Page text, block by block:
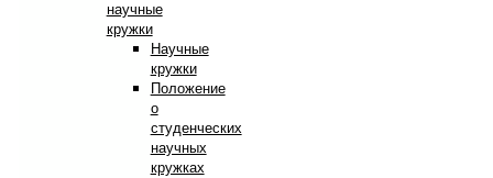
научные
кружки
Научные
кружки
Положение
о
студенческих
научных
кружках